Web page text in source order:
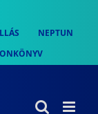
NEPTUN